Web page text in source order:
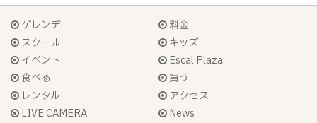
ゲレンデ
料金
スクール
キッズ
イベント
Escal Plaza
食べる
買う
レンタル
アクセス
LIVE CAMERA
News